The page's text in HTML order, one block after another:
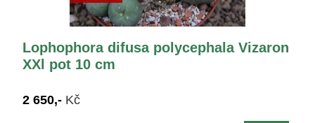
Lophophora difusa polycephala Vizaron
XXl pot 10 cm
2 650,- Kč